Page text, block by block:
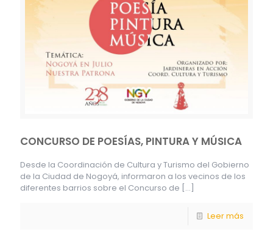
CONCURSO DE POESÍAS, PINTURA Y MÚSICA
Desde la Coordinación de Cultura y Turismo del Gobierno
de la Ciudad de Nogoyá, informaron a los vecinos de los
diferentes barrios sobre el Concurso de […]
Leer más